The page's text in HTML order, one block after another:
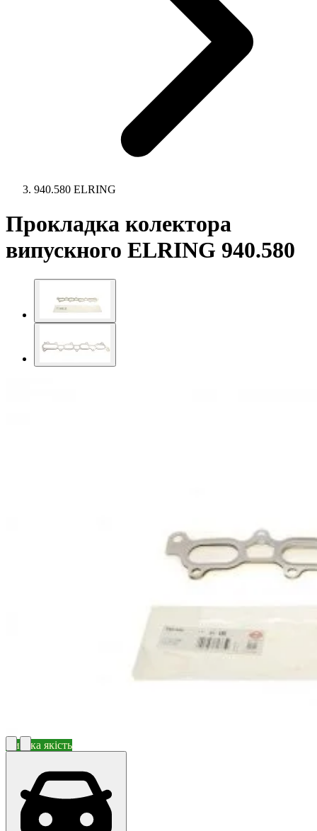
940.580 ELRING
Прокладка колектора
випускного ELRING 940.580
Висока якість